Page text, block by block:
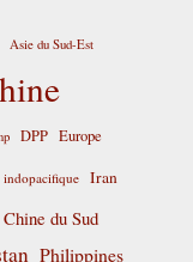
Asie du Sud-Est
DPP Europe
indopacifique Iran
du Sud
Philippines